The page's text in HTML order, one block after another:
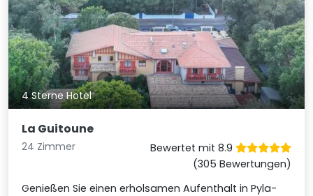
4 Sterne Hotel
La Guitoune
24 Zimmer
Bewertet mit 8.9
(305 Bewertungen)
Genießen Sie einen erholsamen Aufenthalt in Pyla-